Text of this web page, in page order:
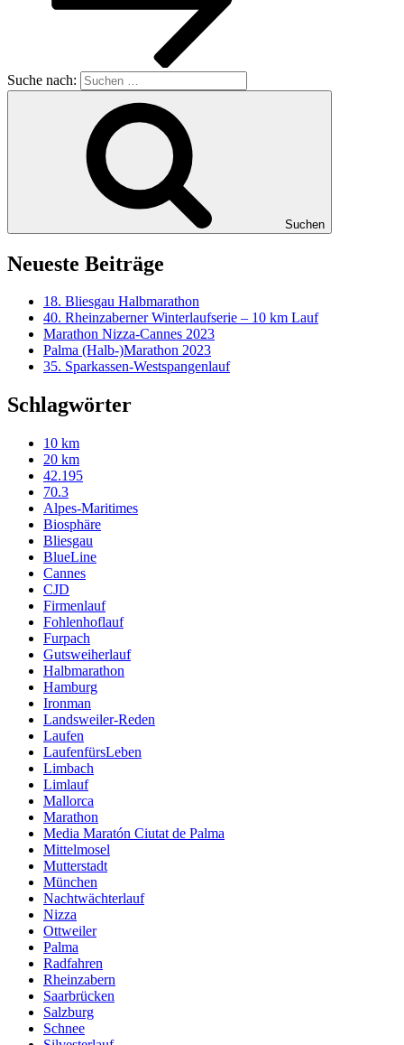
Suche nach:
Suchen
Neueste Beiträge
18. Bliesgau Halbmarathon
40. Rheinzaberner Winterlaufserie – 10 km Lauf
Marathon Nizza-Cannes 2023
Palma (Halb-)Marathon 2023
35. Sparkassen-Westspangenlauf
Schlagwörter
10 km
20 km
42.195
70.3
Alpes-Maritimes
Biosphäre
Bliesgau
BlueLine
Cannes
CJD
Firmenlauf
Fohlenhoflauf
Furpach
Gutsweiherlauf
Halbmarathon
Hamburg
Ironman
Landsweiler-Reden
Laufen
LaufenfürsLeben
Limbach
Limlauf
Mallorca
Marathon
Media Maratón Ciutat de Palma
Mittelmosel
Mutterstadt
München
Nachtwächterlauf
Nizza
Ottweiler
Palma
Radfahren
Rheinzabern
Saarbrücken
Salzburg
Schnee